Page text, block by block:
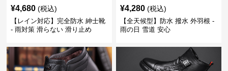
¥4,680 (税込)
【レイン対応】完全防水 紳士靴
- 雨対策 滑らない 滑り止め
¥4,280 (税込)
【全天候型】防水 撥水 外羽根 -
雨の日 雪道 安心